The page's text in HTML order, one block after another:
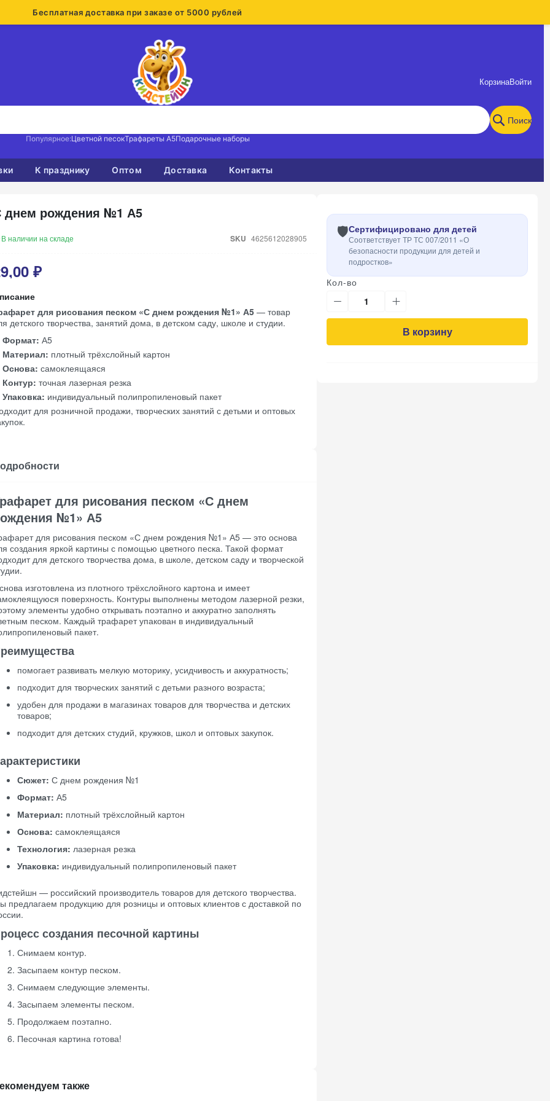
Бесплатная доставка при заказе от 5000 рублей
Популярное:Цветной песокТрафареты А5Подарочные наборы
Поиск
КорзинаВойти
К празднику Оптом Доставка Контакты
днем рождения №1 А5
В наличии на складе SKU 4625612028905
₽
для рисования песком «С днем рождения №1» А5 — товар
детского творчества, занятий дома, в детском саду, школе и студии.
Формат: А5
Материал: плотный трёхслойный картон
Основа: самоклеящаяся
Контур: точная лазерная резка
Упаковка: индивидуальный полипропиленовый пакет
для розничной продажи, творческих занятий с детьми и оптовых
для рисования песком «С днем
№1» А5
для рисования песком «С днем рождения №1» А5 — это основа
создания яркой картины с помощью цветного песка. Такой формат
для детского творчества дома, в школе, детском саду и творческой
изготовлена из плотного трёхслойного картона и имеет
поверхность. Контуры выполнены методом лазерной резки,
элементы удобно открывать поэтапно и аккуратно заполнять
песком. Каждый трафарет упакован в индивидуальный
пакет.
помогает развивать мелкую моторику, усидчивость и аккуратность;
подходит для творческих занятий с детьми разного возраста;
удобен для продажи в магазинах товаров для творчества и детских
товаров;
подходит для детских студий, кружков, школ и оптовых закупок.
Сюжет: С днем рождения №1
Формат: А5
Материал: плотный трёхслойный картон
Основа: самоклеящаяся
Технология: лазерная резка
Упаковка: индивидуальный полипропиленовый пакет
— российский производитель товаров для детского творчества.
предлагаем продукцию для розницы и оптовых клиентов с доставкой по
создания песочной картины
Снимаем контур.
Засыпаем контур песком.
Снимаем следующие элементы.
Засыпаем элементы песком.
Продолжаем поэтапно.
Песочная картина готова!
также
🛡️Сертифицировано для детей
Соответствует ТР ТС 007/2011 «О
безопасности продукции для детей и
подростков»
Кол-во
В корзину